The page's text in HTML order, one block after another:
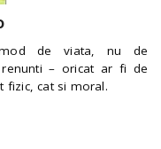
de viata, nu de
– oricat ar fi de
fizic, cat si moral.